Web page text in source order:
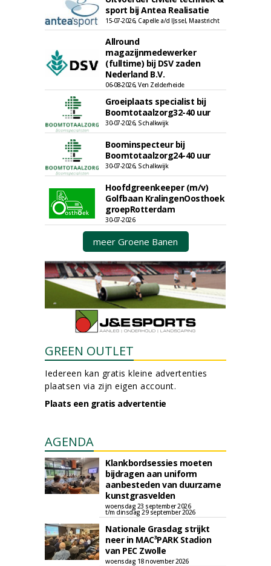
sport bij Antea Realisatie
15-07-2026, Capelle a/d IJssel, Maastricht
Allround
magazijnmedewerker
(fulltime) bij DSV zaden
Nederland B.V.
06-08-2026, Ven Zelderheide
Groeiplaats specialist bij
Boomtotaalzorg32-40 uur
30-07-2026, Schalkwijk
Boominspecteur bij
Boomtotaalzorg24-40 uur
30-07-2026, Schalkwijk
Hoofdgreenkeeper (m/v)
Golfbaan KralingenOosthoek
groepRotterdam
30-07-2026
meer Groene Banen
GREEN OUTLET
Iedereen kan gratis kleine advertenties
plaatsen via zijn eigen account.
Plaats een gratis advertentie
AGENDA
Klankbordsessies moeten
bijdragen aan uniform
aanbesteden van duurzame
kunstgrasvelden
woensdag 23 september 2026
t/m dinsdag 29 september 2026
Nationale Grasdag strijkt
neer in MAC³PARK Stadion
van PEC Zwolle
woensdag 18 november 2026